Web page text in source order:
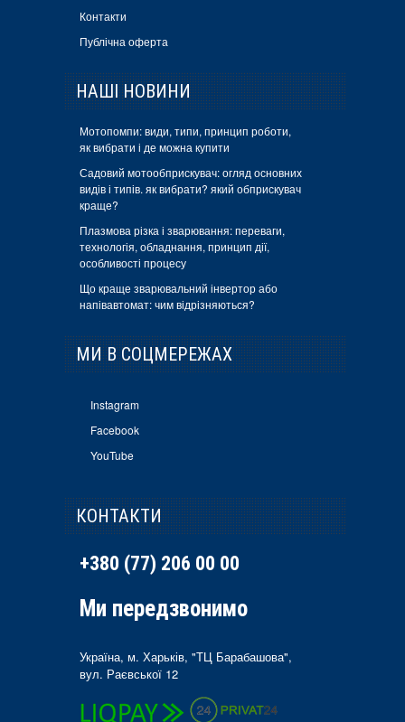
Контакти
Публічна оферта
НАШІ НОВИНИ
Мотопомпи: види, типи, принцип роботи,
як вибрати і де можна купити
Садовий мотообприскувач: огляд основних
видів і типів. як вибрати? який обприскувач
краще?
Плазмова різка і зварювання: переваги,
технологія, обладнання, принцип дії,
особливості процесу
Що краще зварювальний інвертор або
напівавтомат: чим відрізняються?
МИ В СОЦМЕРЕЖАХ
Instagram
Facebook
YouTube
КОНТАКТИ
+380 (77) 206 00 00
Ми передзвонимо
Україна, м. Харьків, "ТЦ Барабашова",
вул. Раєвської 12